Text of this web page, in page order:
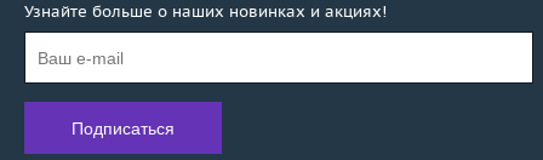
Узнайте больше о наших новинках и акциях!